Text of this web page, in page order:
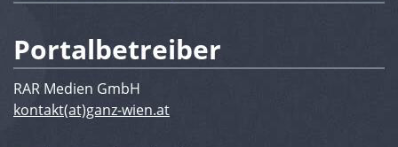
Portalbetreiber
RAR Medien GmbH
kontakt(at)ganz-wien.at